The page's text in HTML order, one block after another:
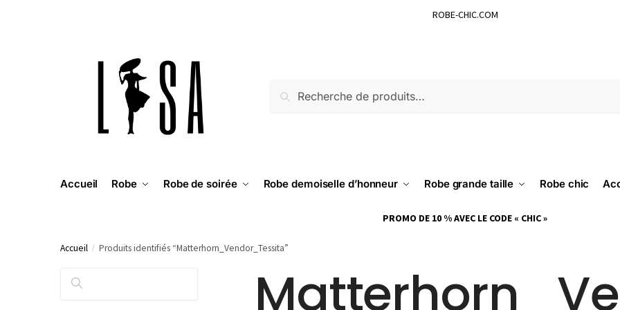
ROBE-CHIC.COM
RECHERCHE
Accueil Robe Robe de soirée Robe demoiselle d’honneur Robe grande taille Robe chic
PROMO DE 10 % AVEC LE CODE « CHIC »
Accueil / Produits identifiés “Matterhorn_Vendor_Tessita”